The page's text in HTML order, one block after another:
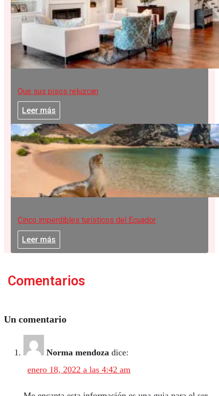
Que sus pisos reluzcan
Leer más
Cinco imperdibles turísticos del Ecuador
Leer más
Comentarios
Un comentario
Norma mendoza dice:
enero 18, 2022 a las 4:42 am